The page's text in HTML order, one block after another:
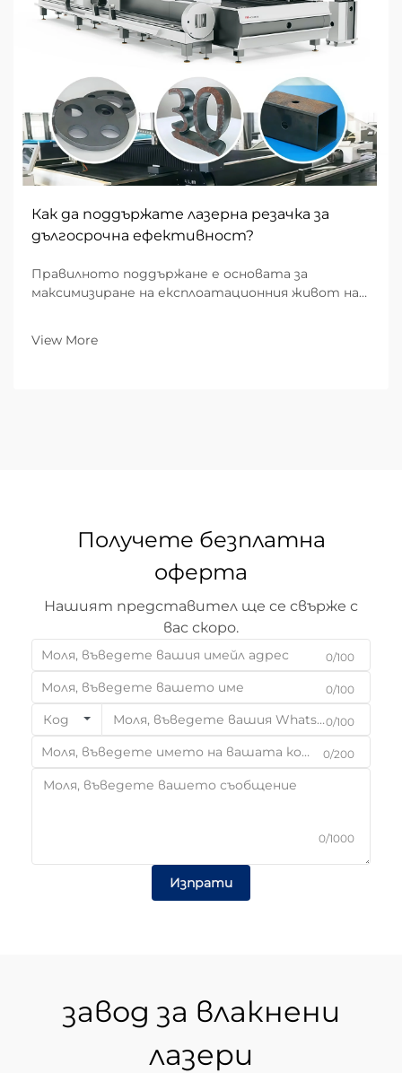
Как да поддържате лазерна резачка за
дългосрочна ефективност?
Правилното поддържане е основата за
максимизиране на експлоатационния живот на
резултатност при рязане в продължение на
View More
Получете безплатна
оферта
Нашият представител ще се свърже с
вас скоро.
0/100
0/100
Код 0/100
0/200
0/1000
Изпрати
завод за влакнени
лазери